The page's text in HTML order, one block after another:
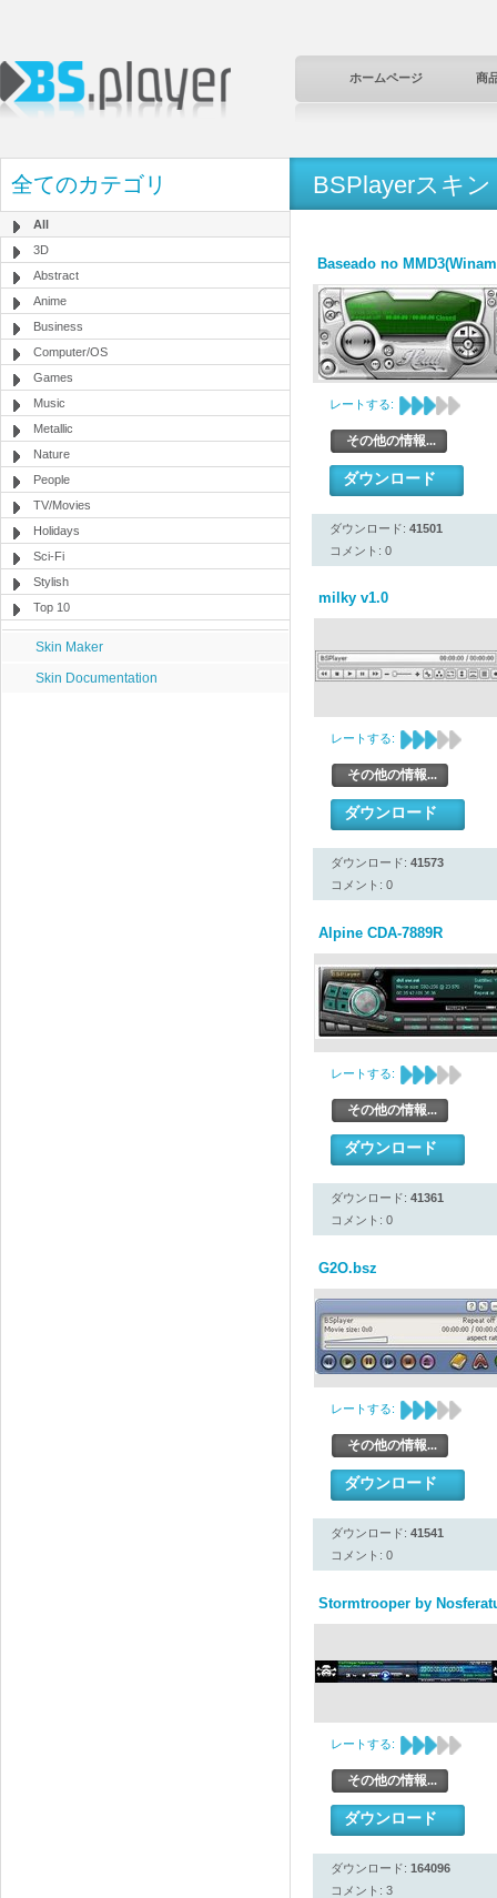
ホームページ 商
全てのカテゴリ
All
3D
Abstract
Anime
Business
Computer/OS
Games
Music
Metallic
Nature
People
TV/Movies
Holidays
Sci-Fi
Stylish
Top 10
Skin Maker
Skin Documentation
BSPlayerスキン
Baseado no
レートする:
その他の情報...
ダウンロード
ダウンロード: 41501
コメント: 0
milky v1.0
レートする:
その他の情報...
ダウンロード
ダウンロード: 41573
コメント: 0
Alpine CDA-7889R
レートする:
その他の情報...
ダウンロード
ダウンロード: 41361
コメント: 0
G2O.bsz
レートする:
その他の情報...
ダウンロード
ダウンロード: 41541
コメント: 0
Stormtrooper by
レートする:
その他の情報...
ダウンロード
ダウンロード: 164096
コメント: 3